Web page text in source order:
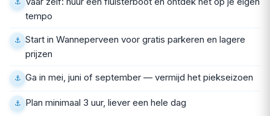
tempo
Start in Wanneperveen voor gratis parkeren en lagere
prijzen
Ga in mei, juni of september — vermijd het piekseizoen
Plan minimaal 3 uur, liever een hele dag